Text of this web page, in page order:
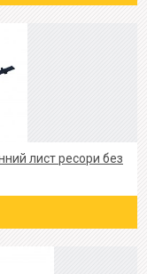
лист ресори без